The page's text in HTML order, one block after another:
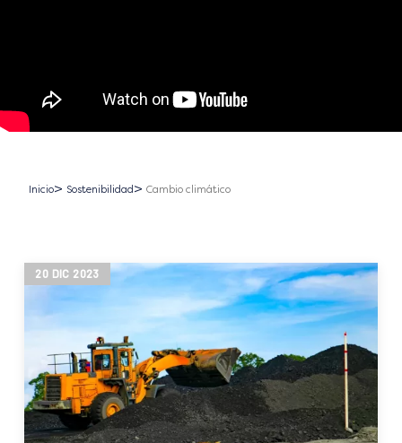
Inicio Sostenibilidad Cambio climático
20 DIC 2023